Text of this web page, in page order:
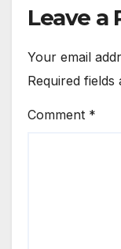
Leave a
Your email
Required fields
Comment *